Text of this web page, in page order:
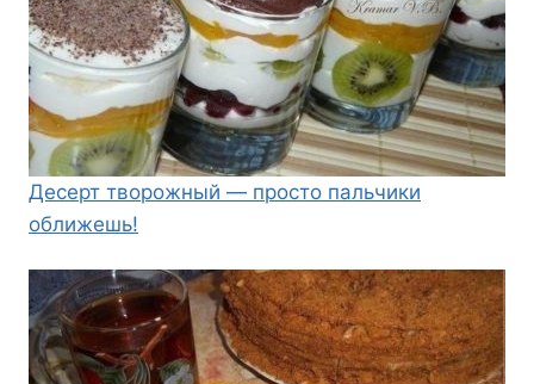
Десерт творожный — просто пальчики
оближешь!